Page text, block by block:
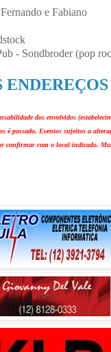
e Fabiano
- Sondbroder (pop
dos envolvidos
é passado. Eventos sujeitos a
confirmar com o local indicado.